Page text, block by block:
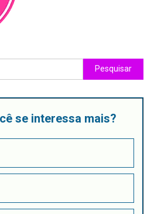
se interessa mais?